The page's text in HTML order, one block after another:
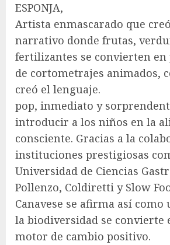
ESPONJA,
Artista enmascarado que
narrativo donde frutas,
fertilizantes se convierten
de cortometrajes animados,
creó el lenguaje.
pop, inmediato y
introducir a los niños en la
consciente. Gracias a la
instituciones prestigiosas
Universidad de Ciencias
Pollenzo, Coldiretti y Slow
Canavese se afirma así
la biodiversidad se convierte
motor de cambio positivo.